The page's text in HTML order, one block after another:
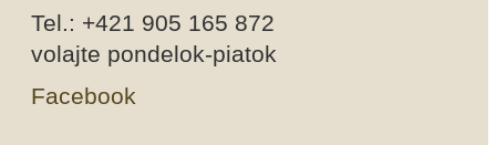
Tel.: +421 905 165 872
volajte pondelok-piatok
Facebook